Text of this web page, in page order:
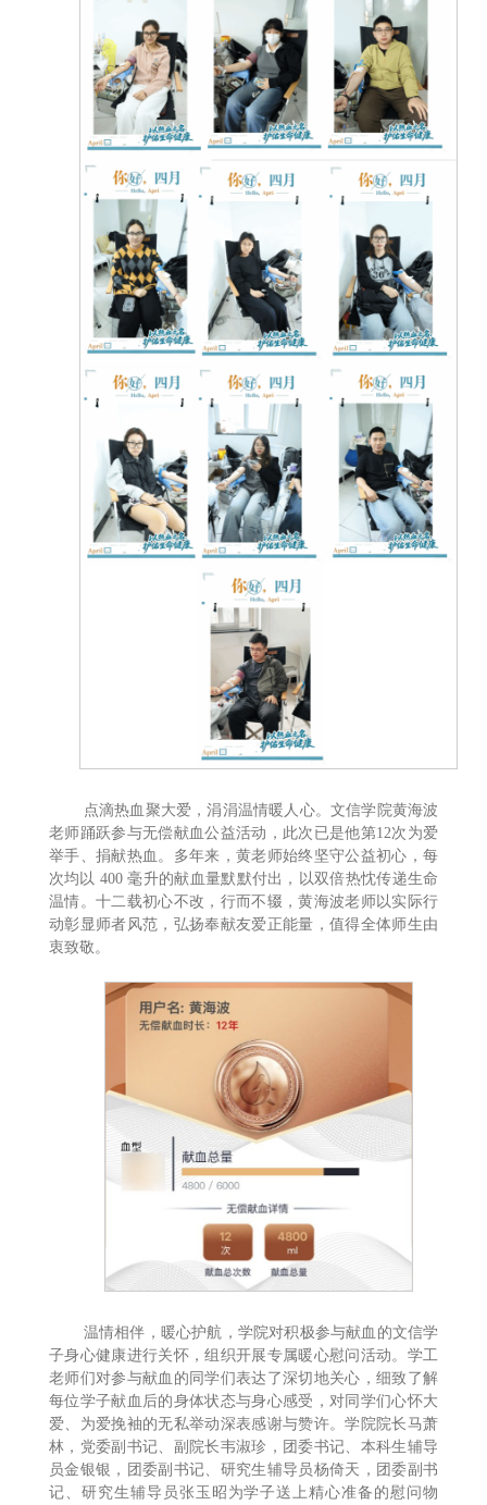
点滴热血聚大爱，涓涓温情暖人心。文信学院黄海波
老师踊跃参与无偿献血公益活动，此次已是他第12次为爱
举手、捐献热血。多年来，黄老师始终坚守公益初心，每
次均以 400 毫升的献血量默默付出，以双倍热忱传递生命
温情。十二载初心不改，行而不辍，黄海波老师以实际行
动彰显师者风范，弘扬奉献友爱正能量，值得全体师生由
衷致敬。
温情相伴，暖心护航，学院对积极参与献血的文信学
子身心健康进行关怀，组织开展专属暖心慰问活动。学工
老师们对参与献血的同学们表达了深切地关心，细致了解
每位学子献血后的身体状态与身心感受，对同学们心怀大
爱、为爱挽袖的无私举动深表感谢与赞许。学院院长马萧
林，党委副书记、副院长韦淑珍，团委书记、本科生辅导
员金银银，团委副书记、研究生辅导员杨倚天，团委副书
记、研究生辅导员张玉昭为学子送上精心准备的慰问物